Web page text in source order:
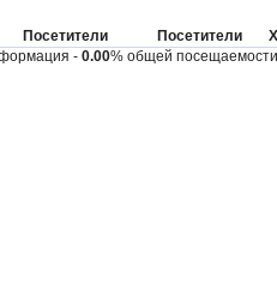
Посетители Посетители
- 0.00% общей